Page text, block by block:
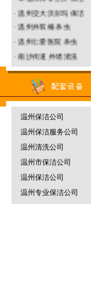
温州防水补漏
温州物业保洁
烟雾机
地毯干洗机
· 温州交大沃尔玛 保洁
·温州外双楠 杀虫
· 温州仁爱医院 杀虫
· 南沙街道 外墙清洗
· 名正鞋业水磨石打蜡
温州保洁公司
温州保洁服务公司
温州清洗公司
温州市保洁公司
温州保洁公司
温州专业保洁公司